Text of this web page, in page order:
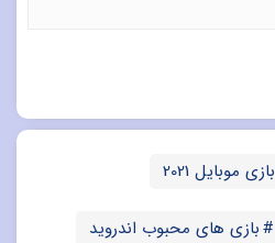
بازی موبایل 2021
بازی های محبوب اندروید